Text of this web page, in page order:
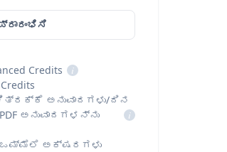
Credits
i
ಅನುವಾದಗಳು/ದಿನ
ಅನುವಾದಗಳನ್ನು
i
ಅಕ್ಷರಗಳು